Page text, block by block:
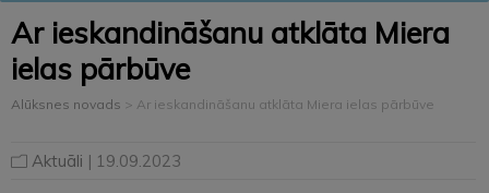
Ar ieskandināšanu atklāta Miera
ielas pārbūve
Alūksnes novads > Ar ieskandināšanu atklāta Miera ielas pārbūve
Aktuāli | 19.09.2023